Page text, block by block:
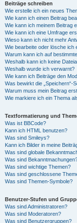
Beiträge schreiben
Wie erstelle ich ein neues
Wie kann ich einen Beitrag
Wie kann ich meinem Beitrag
Wie kann ich eine Umfrage
Wieso kann ich nicht mehr
Wie bearbeite oder lösche ich
Warum kann ich auf
Weshalb kann ich keine
Weshalb wurde ich verwarnt?
Wie kann ich Beiträge den
Was bewirkt die „Speichern“-
Warum muss mein Beitrag
Wie markiere ich ein Thema
Textformatierung und
Was ist BBCode?
Kann ich HTML benutzen?
Was sind Smileys?
Kann ich Bilder in meine
Was sind globale
Was sind
Was sind wichtige Themen?
Was sind geschlossene
Was sind Themen-Symbole?
Benutzer-Stufen und
Was sind Administratoren?
Was sind Moderatoren?
Was sind Benutzergruppen?